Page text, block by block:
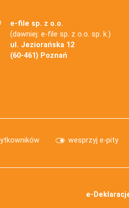
e-file sp. z o.o.
(dawniej: e-file sp. z o.o. sp. k.)
ul. Jeziorańska 12
(60-461) Poznań
wesprzyj e-pity
e-